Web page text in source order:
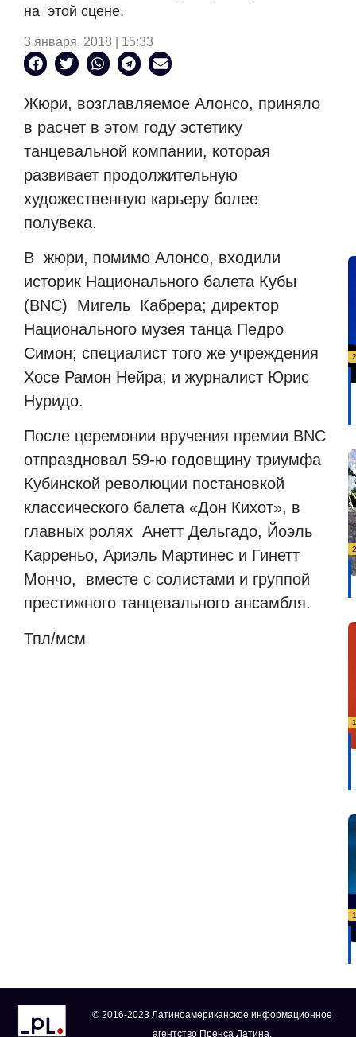
на этой сцене.
3 января, 2018 | 15:33
Жюри, возглавляемое Алонсо, приняло
в расчет в этом году эстетику
танцевальной компании, которая
развивает продолжительную
художественную карьеру более
полувека.
В жюри, помимо Алонсо, входили
историк Национального балета Кубы
(BNC) Мигель Кабрера; директор
Национального музея танца Педро
Симон; специалист того же учреждения
Хосе Рамон Нейра; и журналист Юрис
Нуридо.
После церемонии вручения премии BNC
отпраздновал 59-ю годовщину триумфа
Кубинской революции постановкой
классического балета «Дон Кихот», в
главных ролях Анетт Дельгадо, Йоэль
Карреньо, Ариэль Мартинес и Гинетт
Мончо, вместе с солистами и группой
престижного танцевального ансамбля.
Тпл/мсм
© 2016-2023 Латиноамериканское информационное
агентство Пренса Латина.